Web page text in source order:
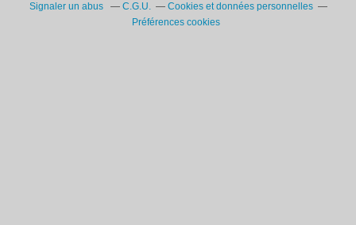
Signaler un abus
C.G.U.
Cookies et données personnelles
Préférences cookies